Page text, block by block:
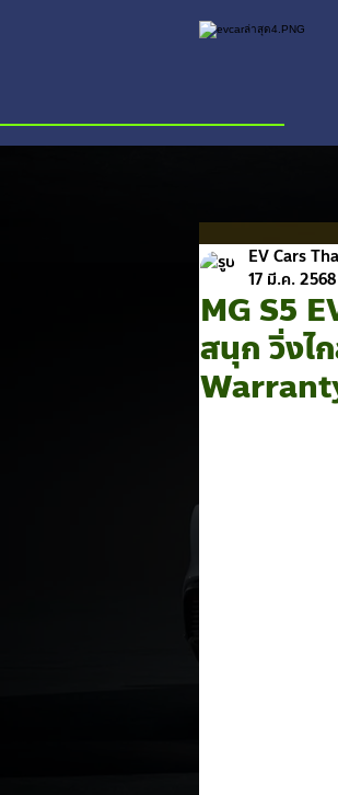
MG S5
สนุก วิ่งไ
EV Cars
17 มี.ค. 2568